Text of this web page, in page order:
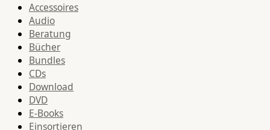
Accessoires
Audio
Beratung
Bücher
Bundles
CDs
Download
DVD
E-Books
Einsortieren